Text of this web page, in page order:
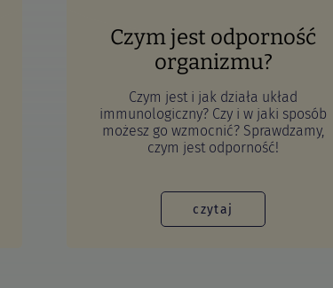
Czym jest odporność
organizmu?
Czym jest i jak działa układ
immunologiczny? Czy i w jaki sposób
możesz go wzmocnić? Sprawdzamy,
czym jest odporność!
czytaj